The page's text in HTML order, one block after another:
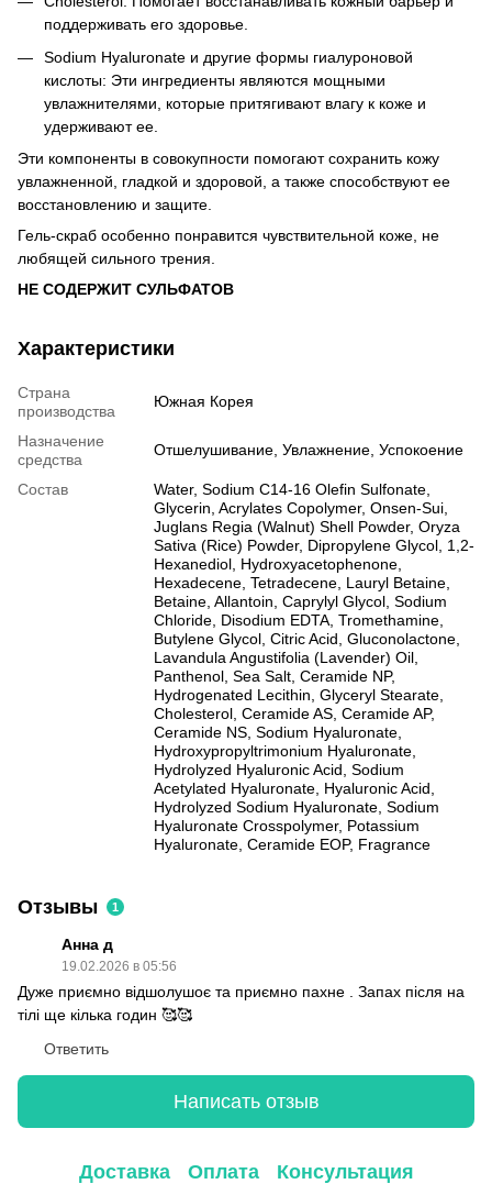
поддерживать его здоровье.
Sodium Hyaluronate и другие формы гиалуроновой
кислоты: Эти ингредиенты являются мощными
увлажнителями, которые притягивают влагу к коже и
удерживают ее.
Эти компоненты в совокупности помогают сохранить кожу
увлажненной, гладкой и здоровой, а также способствуют ее
восстановлению и защите.
Гель-скраб особенно понравится чувствительной коже, не
любящей сильного трения.
НЕ СОДЕРЖИТ СУЛЬФАТОВ
Характеристики
Страна
производства
Южная Корея
Назначение
средства
Отшелушивание, Увлажнение, Успокоение
Состав
Water, Sodium C14-16 Olefin Sulfonate,
Glycerin, Acrylates Copolymer, Onsen-Sui,
Juglans Regia (Walnut) Shell Powder, Oryza
Sativa (Rice) Powder, Dipropylene Glycol, 1,2-
Hexanediol, Hydroxyacetophenone,
Hexadecene, Tetradecene, Lauryl Betaine,
Betaine, Allantoin, Caprylyl Glycol, Sodium
Chloride, Disodium EDTA, Tromethamine,
Butylene Glycol, Citric Acid, Gluconolactone,
Lavandula Angustifolia (Lavender) Oil,
Panthenol, Sea Salt, Ceramide NP,
Hydrogenated Lecithin, Glyceryl Stearate,
Cholesterol, Ceramide AS, Ceramide AP,
Ceramide NS, Sodium Hyaluronate,
Hydroxypropyltrimonium Hyaluronate,
Hydrolyzed Hyaluronic Acid, Sodium
Acetylated Hyaluronate, Hyaluronic Acid,
Hydrolyzed Sodium Hyaluronate, Sodium
Hyaluronate Crosspolymer, Potassium
Hyaluronate, Ceramide EOP, Fragrance
Отзывы 1
Анна д
19.02.2026 в 05:56
Дуже приємно відшолушоє та приємно пахне . Запах після на
тілі ще кілька годин 🥰🥰
Ответить
Написать отзыв
Доставка Оплата Консультация